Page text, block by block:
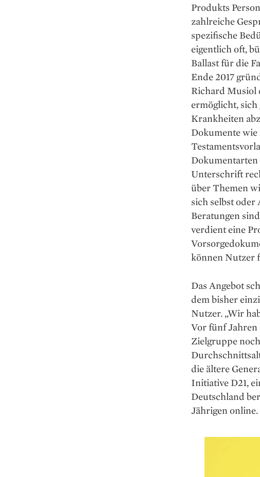
Produkts
zahlreiche
spezifische
eigentlich oft,
Ballast für die
Ende 2017
Richard Musiol
ermöglicht, sich
Krankheiten
Dokumente wie
Dokumentarten
Unterschrift
über Themen
sich selbst oder
Beratungen
verdient eine
können Nutzer
Das Angebot
dem bisher
Nutzer. „Wir
Vor fünf Jahren
Zielgruppe
die ältere
Initiative D21,
Deutschland
Jährigen online.